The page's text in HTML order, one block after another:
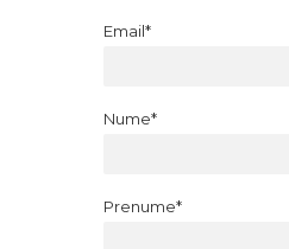
Email*
Nume*
Prenume*